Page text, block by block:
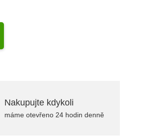
Nakupujte kdykoli
máme otevřeno 24 hodin denně